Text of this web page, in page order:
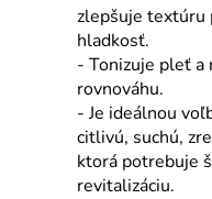
zlepšuje textúru
hladkosť.
- Tonizuje pleť a
rovnováhu.
- Je ideálnou
citlivú, suchú,
ktorá potrebuje
revitalizáciu.